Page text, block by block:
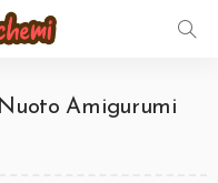
Amigurumi